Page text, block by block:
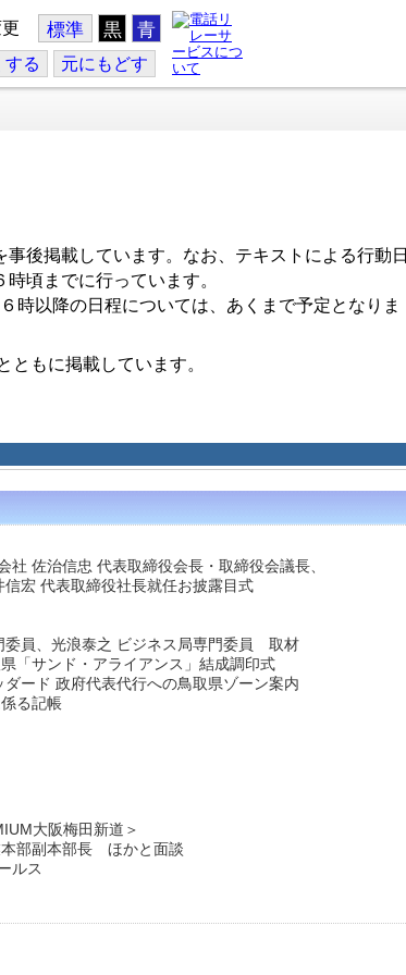
標準 黒 青
する 元にもどす
後掲載しています。なお、テキストによる行動日
頃までに行っています。
時以降の日程については、あくまで予定となりま
もに掲載しています。
佐治信忠 代表取締役会長・取締役会議長、
表取締役社長就任お披露目式
員、光浪泰之 ビジネス局専門委員 取材
サンド・アライアンス」結成調印式
ード 政府代表代行への鳥取県ゾーン案内
る記帳
大阪梅田新道＞
部副本部長 ほかと面談
ルス